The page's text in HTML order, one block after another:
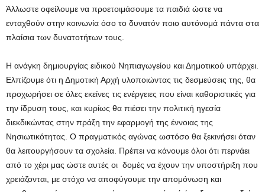
Άλλωστε οφείλουμε να προετοιμάσουμε τα παιδιά ώστε να
ενταχθούν στην κοινωνία όσο το δυνατόν ποιο αυτόνομά πάντα στα
πλαίσια των δυνατοτήτων τους.
Η ανάγκη δημιουργίας ειδικού Νηπιαγωγείου και Δημοτικού υπάρχει.
Ελπίζουμε ότι η Δημοτική Αρχή υλοποιώντας τις δεσμεύσεις της, θα
προχωρήσει σε όλες εκείνες τις ενέργειες που είναι καθοριστικές για
την ίδρυση τους, και κυρίως θα πιέσει την πολιτική ηγεσία
διεκδικώντας στην πράξη την εφαρμογή της έννοιας της
Νησιωτικότητας. Ο πραγματικός αγώνας ωστόσο θα ξεκινήσει όταν
θα λειτουργήσουν τα σχολεία. Πρέπει να κάνουμε όλοι ότι περνάει
από το χέρι μας ώστε αυτές οι δομές να έχουν την υποστήριξη που
χρειάζονται, με στόχο να αποφύγουμε την απομόνωση και